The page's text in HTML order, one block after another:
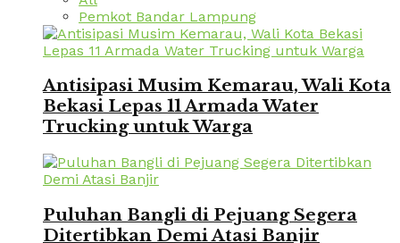
Pemkot Bandar Lampung
Antisipasi Musim Kemarau, Wali Kota
Bekasi Lepas 11 Armada Water
Trucking untuk Warga
Puluhan Bangli di Pejuang Segera
Ditertibkan Demi Atasi Banjir